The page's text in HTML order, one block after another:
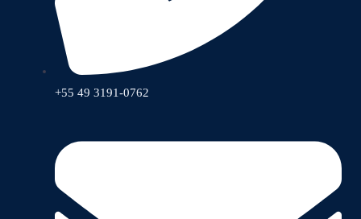
+55 49 3191-0762